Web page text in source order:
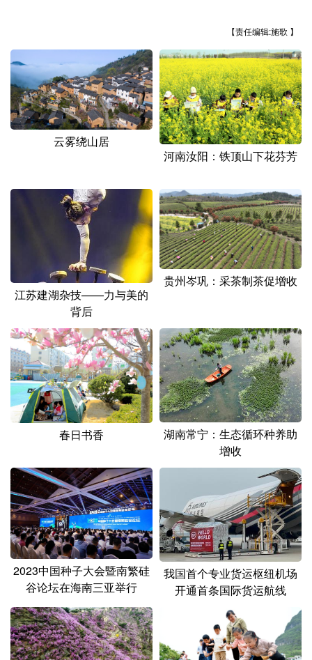
湖南
广东 广西 海南 重庆
四川 贵州 云南 西藏
陕西 甘肃 青海 宁夏
黑龙江
多语种频道
Español Français عربى
Русский язык 日本語 한국어
Deutsch Português
【责任编辑:施歌 】
云雾绕山居
河南汝阳：铁顶山下花芬芳
江苏建湖杂技——力与美的
背后
贵州岑巩：采茶制茶促增收
春日书香
湖南常宁：生态循环种养助
增收
2023中国种子大会暨南繁硅
谷论坛在海南三亚举行
我国首个专业货运枢纽机场
开通首条国际货运航线